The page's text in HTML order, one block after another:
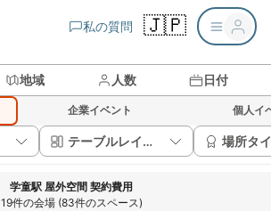
私の質問 🇯🇵
地域 人数 日付
企業イベント 個人イ
テーブルレイアウト 場所タ
学童駅 屋外空間 契約費用
19件の会場 (83件のスペース)